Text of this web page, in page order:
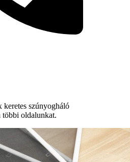
keretes szúnyogháló
többi oldalunkat.